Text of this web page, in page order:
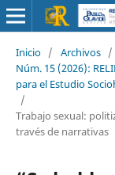
Inicio / Archivos /
Núm. 15 (2026):
para el Estudio
/
Trabajo sexual:
través de narrativas